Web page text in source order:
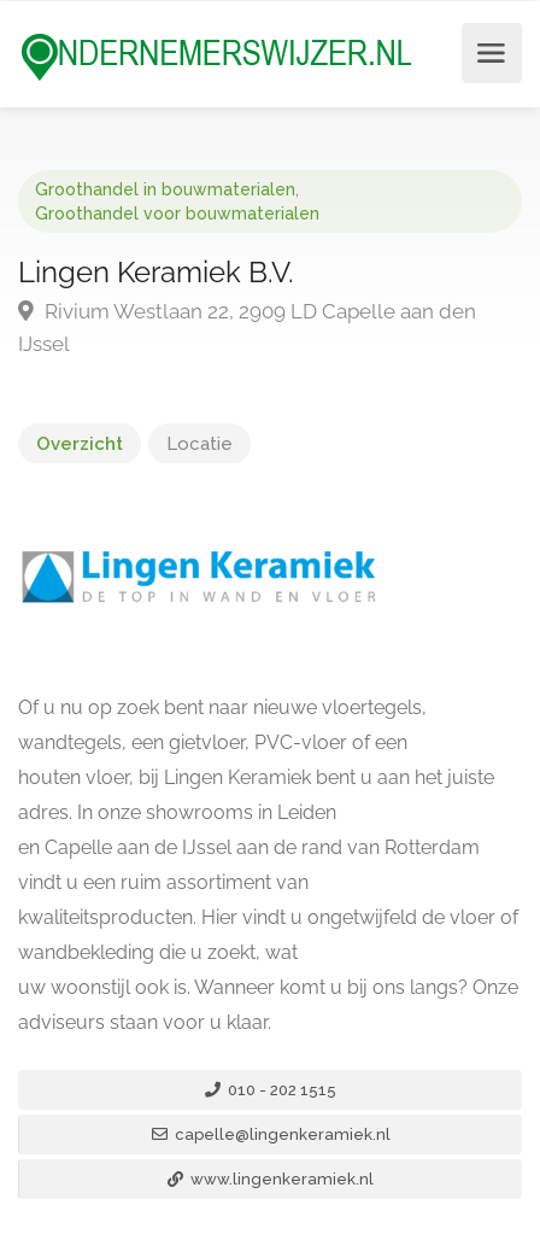
Groothandel in bouwmaterialen
Groothandel voor bouwmaterialen
Lingen Keramiek B.V.
Rivium Westlaan 22, 2909 LD Capelle aan den
IJssel
Overzicht Locatie
Of u nu op zoek bent naar nieuwe vloertegels,
wandtegels, een gietvloer, PVC-vloer of een
houten vloer, bij Lingen Keramiek bent u aan het juiste
adres. In onze showrooms in Leiden
en Capelle aan de IJssel aan de rand van Rotterdam
vindt u een ruim assortiment van
kwaliteitsproducten. Hier vindt u ongetwijfeld de vloer of
wandbekleding die u zoekt, wat
uw woonstijl ook is. Wanneer komt u bij ons langs? Onze
adviseurs staan voor u klaar.
010 - 202 1515
capelle@lingenkeramiek.nl
www.lingenkeramiek.nl